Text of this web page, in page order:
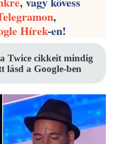
,
Hírek-en!
Twice cikkeit mindig
lásd a Google-ben